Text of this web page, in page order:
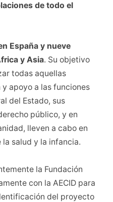
de todo el
España y nueve
y Asia. Su objetivo
todas aquellas
apoyo a las funciones
del Estado, sus
público, y en
lleven a cabo en
salud y la infancia.
la Fundación
con la AECID para
del proyecto